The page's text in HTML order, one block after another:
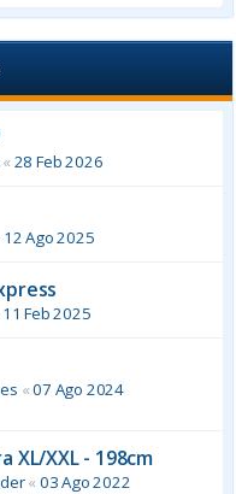
« 28 Feb 2026
12 Ago 2025
11 Feb 2025
«07 Ago 2024
XL/XXL - 198cm
« 03 Ago 2022